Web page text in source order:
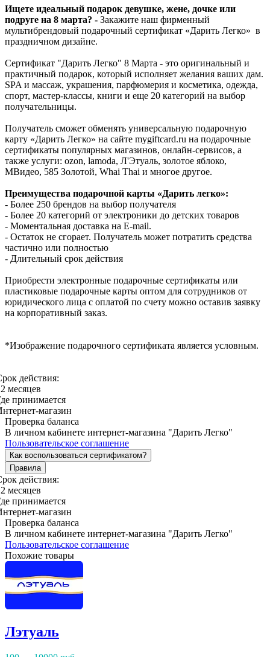
Ищете идеальный подарок девушке, жене, дочке или
подруге на 8 марта? - Закажите наш фирменный
мультибрендовый подарочный сертификат «Дарить Легко» в
праздничном дизайне.
Сертификат "Дарить Легко" 8 Марта - это оригинальный и
практичный подарок, который исполняет желания ваших дам.
SPA и массаж, украшения, парфюмерия и косметика, одежда,
спорт, мастер-классы, книги и еще 20 категорий на выбор
получательницы.
Получатель сможет обменять универсальную подарочную
карту «Дарить Легко» на сайте mygiftcard.ru на подарочные
сертификаты популярных магазинов, онлайн-сервисов, а
также услуги: ozon, lamoda, Л'Этуаль, золотое яблоко,
МВидео, 585 Золотой, Whai Thai и многое другое.
Преимущества подарочной карты «Дарить легко»:
- Более 250 брендов на выбор получателя
- Более 20 категорий от электроники до детских товаров
- Моментальная доставка на E-mail.
- Остаток не сгорает. Получатель может потратить средства
частично или полностью
- Длительный срок действия
Приобрести электронные подарочные сертификаты или
пластиковые подарочные карты оптом для сотрудников от
юридического лица с оплатой по счету можно оставив заявку
на корпоративный заказ.
*Изображение подарочного сертификата является условным.
действия:
месяцев
принимается
магазин
Проверка баланса
В личном кабинете интернет-магазина "Дарить Легко"
Пользовательское соглашение
Как воспользоваться сертификатом?
Правила
действия:
месяцев
принимается
магазин
Проверка баланса
В личном кабинете интернет-магазина "Дарить Легко"
Пользовательское соглашение
Похожие товары
Лэтуаль